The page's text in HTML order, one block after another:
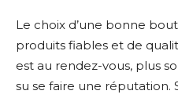
Le choix d’une bonne
produits fiables et de
est au rendez-vous, plus
su se faire une réputation.